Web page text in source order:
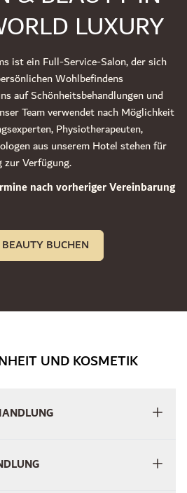
LUXURY
ist ein Full-Service-Salon, der sich
Wohlbefindens
auf Schönheitsbehandlungen und
Team verwendet nach Möglichkeit
Physiotherapeuten,
aus unserem Hotel stehen für
zur Verfügung.
nach vorheriger Vereinbarung
BUCHEN
UND KOSMETIK